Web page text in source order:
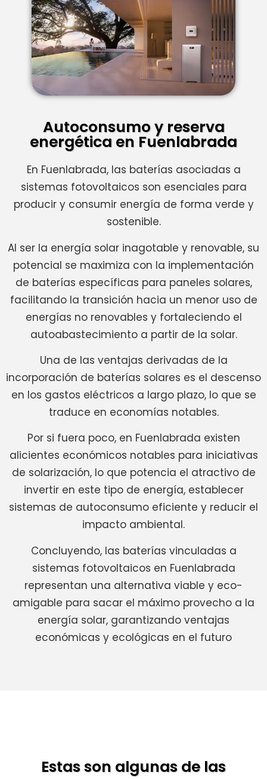
Autoconsumo y reserva
energética en Fuenlabrada
En Fuenlabrada, las baterías asociadas a
sistemas fotovoltaicos son esenciales para
producir y consumir energía de forma verde y
sostenible.
Al ser la energía solar inagotable y renovable, su
potencial se maximiza con la implementación
de baterías específicas para paneles solares,
facilitando la transición hacia un menor uso de
energías no renovables y fortaleciendo el
autoabastecimiento a partir de la solar.
Una de las ventajas derivadas de la
incorporación de baterías solares es el descenso
en los gastos eléctricos a largo plazo, lo que se
traduce en economías notables.
Por si fuera poco, en Fuenlabrada existen
alicientes económicos notables para iniciativas
de solarización, lo que potencia el atractivo de
invertir en este tipo de energía, establecer
sistemas de autoconsumo eficiente y reducir el
impacto ambiental.
Concluyendo, las baterías vinculadas a
sistemas fotovoltaicos en Fuenlabrada
representan una alternativa viable y eco-
amigable para sacar el máximo provecho a la
energía solar, garantizando ventajas
económicas y ecológicas en el futuro
Estas son algunas de las